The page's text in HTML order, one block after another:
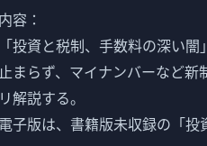
内容：
「投資と税制、手数料の深い
止まらず、マイナンバーなど
リ解説する。
電子版は、書籍版未収録の「投